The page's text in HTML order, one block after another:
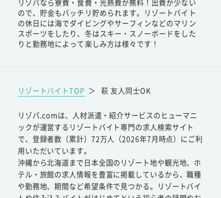
リゾバなら寮費・食費・光熱費が無料！出費が少ない
ので、貯金もバッチリ貯められます。リゾートバイト
の休日には海でダイビングやサーフィンなどのマリン
スポーツをしたり、冬はスキー・スノーボードをした
りと勤務地によって楽しみ方は様々です！
リゾートバイトTOP ＞ 萩 友人同士OK
リゾバ.comは、人材派遣・紹介サービスのヒューマニ
ックが運営するリゾートバイト専門の求人検索サイト
で、登録者数（累計）72万人（2026年7月時点）にご利
用いただいています。
沖縄から北海道まで日本全国のリゾート地や観光地、ホ
テル・旅館の求人情報を豊富に掲載しているから、職種
や勤務地、期間など希望条件で見つかる。リゾートバイ